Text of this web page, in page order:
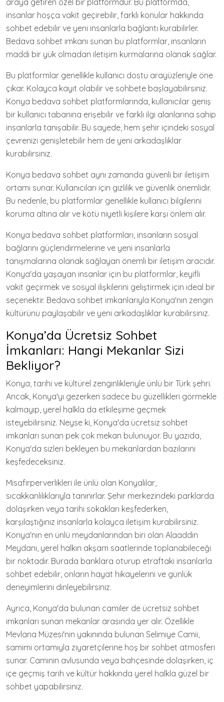
araya getiren özel bir platformdur. Bu platformda,
insanlar hoşça vakit geçirebilir, farklı konular hakkında
sohbet edebilir ve yeni insanlarla bağlantı kurabilirler.
Bedava sohbet imkanı sunan bu platformlar, insanların
maddi bir yük olmadan iletişim kurmalarına olanak sağlar.
Bu platformlar genellikle kullanıcı dostu arayüzleriyle öne
çıkar. Kolayca kayıt olabilir ve sohbete başlayabilirsiniz.
Konya bedava sohbet platformlarında, kullanıcılar geniş
bir kullanıcı tabanına erişebilir ve farklı ilgi alanlarına sahip
insanlarla tanışabilir. Bu sayede, hem şehir içindeki sosyal
çevrenizi genişletebilir hem de yeni arkadaşlıklar
kurabilirsiniz.
Konya bedava sohbet aynı zamanda güvenli bir iletişim
ortamı sunar. Kullanıcıları için gizlilik ve güvenlik önemlidir.
Bu nedenle, bu platformlar genellikle kullanıcı bilgilerini
koruma altına alır ve kötü niyetli kişilere karşı önlem alır.
Konya bedava sohbet platformları, insanların sosyal
bağlarını güçlendirmelerine ve yeni insanlarla
tanışmalarına olanak sağlayan önemli bir iletişim aracıdır.
Konya'da yaşayan insanlar için bu platformlar, keyifli
vakit geçirmek ve sosyal ilişkilerini geliştirmek için ideal bir
seçenektir. Bedava sohbet imkanlarıyla Konya'nın zengin
kültürünü paylaşabilir ve yeni arkadaşlıklar kurabilirsiniz.
Konya’da Ücretsiz Sohbet
İmkanları: Hangi Mekanlar Sizi
Bekliyor?
Konya, tarihi ve kültürel zenginlikleriyle ünlü bir Türk şehri.
Ancak, Konya'yı gezerken sadece bu güzellikleri görmekle
kalmayıp, yerel halkla da etkileşime geçmek
isteyebilirsiniz. Neyse ki, Konya'da ücretsiz sohbet
imkanları sunan pek çok mekan bulunuyor. Bu yazıda,
Konya'da sizleri bekleyen bu mekanlardan bazılarını
keşfedeceksiniz.
Misafirperverlikleri ile ünlü olan Konyalılar,
sıcakkanlılıklarıyla tanınırlar. Şehir merkezindeki parklarda
dolaşırken veya tarihi sokakları keşfederken,
karşılaştığınız insanlarla kolayca iletişim kurabilirsiniz.
Konya'nın en ünlü meydanlarından biri olan Alaaddin
Meydanı, yerel halkın akşam saatlerinde toplanabileceği
bir noktadır. Burada banklara oturup etraftaki insanlarla
sohbet edebilir, onların hayat hikayelerini ve günlük
deneyimlerini dinleyebilirsiniz.
Ayrıca, Konya'da bulunan camiler de ücretsiz sohbet
imkanları sunan mekanlar arasında yer alır. Özellikle
Mevlana Müzesi'nin yakınında bulunan Selimiye Camii,
samimi ortamıyla ziyaretçilerine hoş bir sohbet atmosferi
sunar. Caminin avlusunda veya bahçesinde dolaşırken, iç
içe geçmiş tarih ve kültür hakkında yerel halkla güzel bir
sohbet yapabilirsiniz.